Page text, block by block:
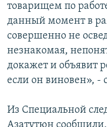
товарищем по
данный момент в
совершенно не
незнакомая,
докажет и объявит
если он виновен», -
Из Специальной